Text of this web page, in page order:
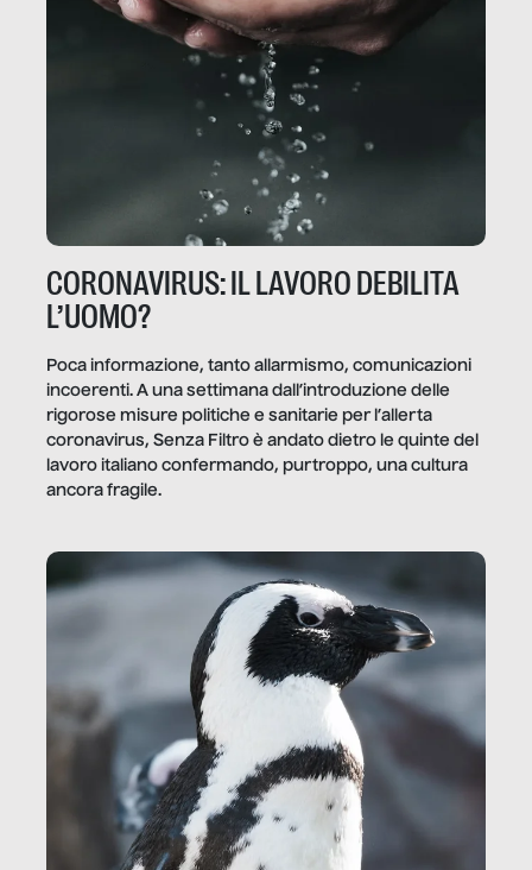
CORONAVIRUS: IL LAVORO DEBILITA
L’UOMO?
Poca informazione, tanto allarmismo, comunicazioni
incoerenti. A una settimana dall’introduzione delle
rigorose misure politiche e sanitarie per l’allerta
coronavirus, Senza Filtro è andato dietro le quinte del
lavoro italiano confermando, purtroppo, una cultura
ancora fragile.